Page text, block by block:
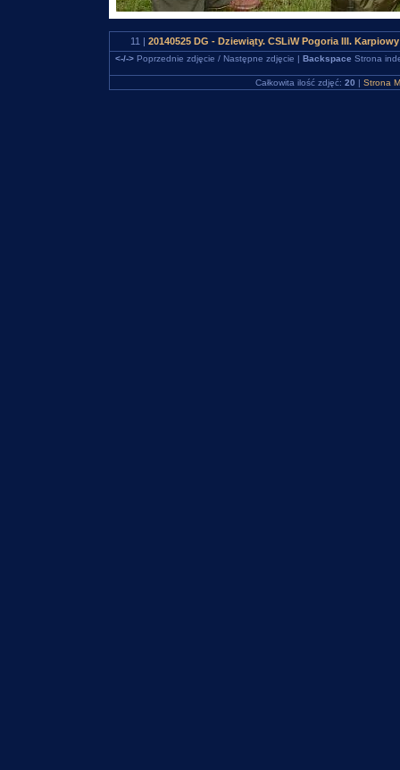
11 | 20140525 DG - Dziewiąty. CSLiW Pogoria III.
<-/->Poprzednie zdjęcie / Następne zdjęcie | Backspace Strona
Całkowita ilość zdjęć: 20 | Strona